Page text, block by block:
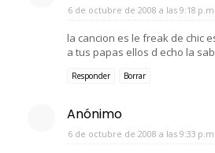
6 de octubre de 2008 a las 9:18 p.m.
la cancion es le freak de chic
a tus papas ellos d echo la
Responder Borrar
Anónimo
6 de octubre de 2008 a las 9:33 p.m.